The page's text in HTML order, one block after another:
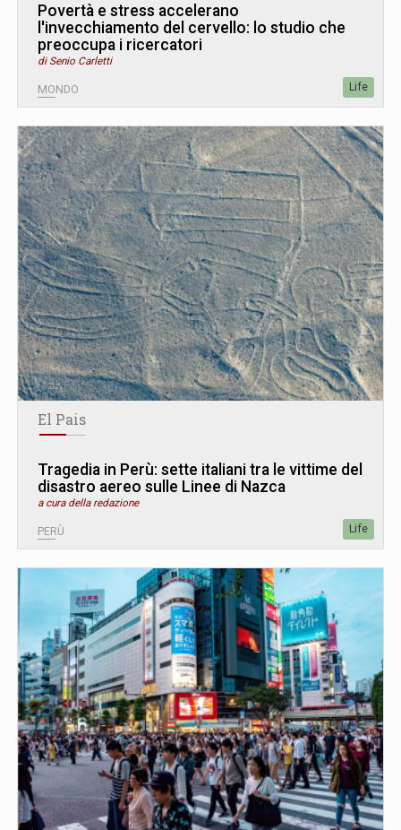
Povertà e stress accelerano
l'invecchiamento del cervello: lo studio che
preoccupa i ricercatori
di Senio Carletti
MONDO Life
El Pais
Tragedia in Perù: sette italiani tra le vittime del
disastro aereo sulle Linee di Nazca
a cura della redazione
PERÙ Life